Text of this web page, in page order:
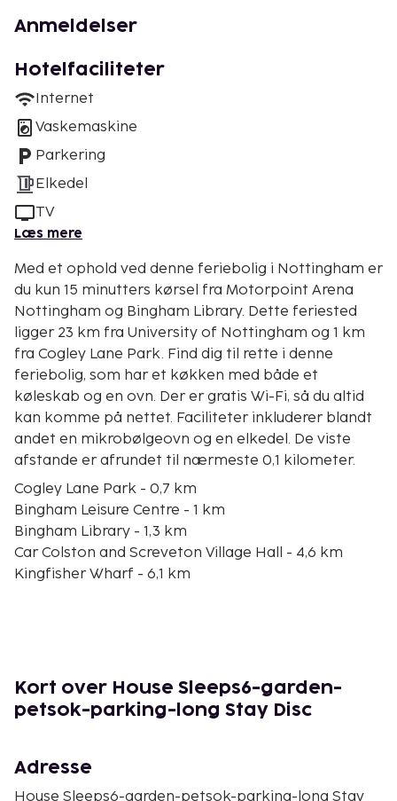
Anmeldelser
Hotelfaciliteter
Internet
Vaskemaskine
Parkering
Elkedel
TV
Læs mere
Med et ophold ved denne feriebolig i Nottingham er
du kun 15 minutters kørsel fra Motorpoint Arena
Nottingham og Bingham Library. Dette feriested
ligger 23 km fra University of Nottingham og 1 km
fra Cogley Lane Park. Find dig til rette i denne
feriebolig, som har et køkken med både et
køleskab og en ovn. Der er gratis Wi-Fi, så du altid
kan komme på nettet. Faciliteter inkluderer blandt
andet en mikrobølgeovn og en elkedel. De viste
afstande er afrundet til nærmeste 0,1 kilometer.
Cogley Lane Park - 0,7 km
Bingham Leisure Centre - 1 km
Bingham Library - 1,3 km
Car Colston and Screveton Village Hall - 4,6 km
Kingfisher Wharf - 6,1 km
Langar Go Karting and Quad Biking Centre
Nottingham - 10,5 km
Railway Pit - 11,5 km
The Engine Yard - 12,4 km
Eden Hall Day Spa - 12,5 km
Kort over House Sleeps6-garden-
petsok-parking-long Stay Disc
Adresse
House Sleeps6-garden-petsok-parking-long Stay